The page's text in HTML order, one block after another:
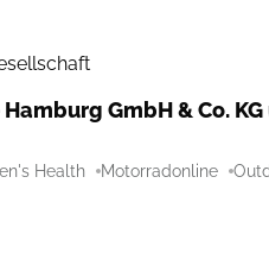
GmbH & Co.
Health Motorradonline